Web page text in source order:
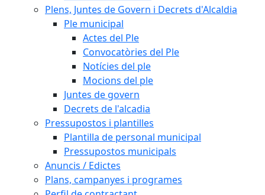
Plens, Juntes de Govern i Decrets d'Alcaldia
Ple municipal
Actes del Ple
Convocatòries del Ple
Notícies del ple
Mocions del ple
Juntes de govern
Decrets de l'alcadia
Pressupostos i plantilles
Plantilla de personal municipal
Pressupostos municipals
Anuncis / Edictes
Plans, campanyes i programes